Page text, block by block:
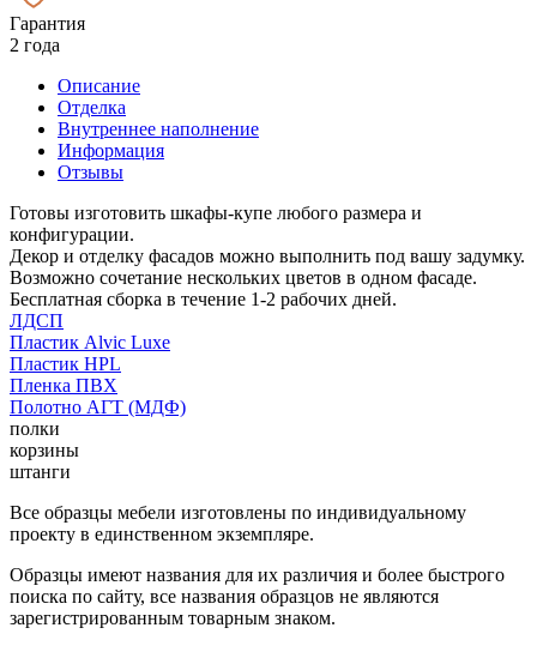
Гарантия
2 года
Описание
Отделка
Внутреннее наполнение
Информация
Отзывы
Готовы изготовить шкафы-купе любого размера и
конфигурации.
Декор и отделку фасадов можно выполнить под вашу задумку.
Возможно сочетание нескольких цветов в одном фасаде.
Бесплатная сборка в течение 1-2 рабочих дней.
ЛДСП
Пластик Alvic Luxe
Пластик HPL
Пленка ПВХ
Полотно АГТ (МДФ)
полки
корзины
штанги
Все образцы мебели изготовлены по индивидуальному
проекту в единственном экземпляре.
Образцы имеют названия для их различия и более быстрого
поиска по сайту, все названия образцов не являются
зарегистрированным товарным знаком.